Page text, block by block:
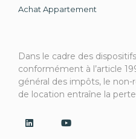
Achat Appartement
Dans le cadre des
conformément à l’article
général des impôts, le
de location entraîne la